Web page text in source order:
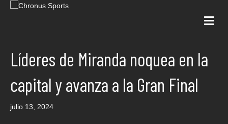
Líderes de Miranda noquea en la
capital y avanza a la Gran Final
julio 13, 2024